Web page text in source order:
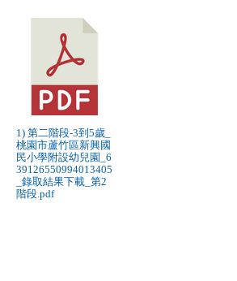
到
5
歲
_
1) 第二階段-3到5歲_
桃園市蘆竹區新興國
民小學附設幼兒園_6
39126550994013405
_錄取結果下載_第2
階段.pdf